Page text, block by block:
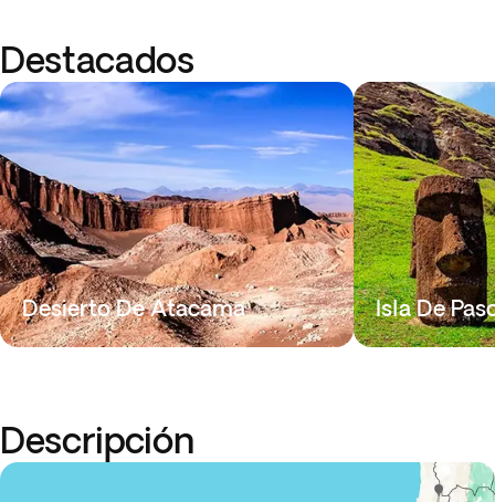
Destacados
Desierto De Atacama Isla De
Descripción